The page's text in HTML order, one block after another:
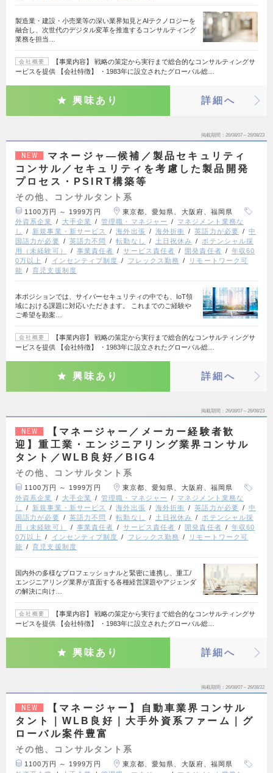
製造業・建設・小売業等の深い業界知見とAIテクノロジーを
融合し、次世代のデジタル変革を推進するコンサルティング
業務を担当…
会社概要
【事業内容】 戦略の策定から実行まで総合的なコンサルティングサ
ービスを提供 【会社特徴】 ・1983年に設立されたグローバル総…
興味あり 詳細へ
掲載期間 26/08/07～26/08/23
NEW
マネージャ―候補／製品セキュリティ
コンサル／セキュリティを考慮した製品開発
プロセス・PSIRT構築等
その他、コンサルタント系
1100万円 ～ 1999万円
東京都、愛知県、大阪府、福岡県
外資系企業
大手企業 管理職・マネジャー
マネジメント業務な
し
新規事業・新サービス 海外出張 海外折衝 英語力が必要
中
国語力が必要
英語力不問 転勤なし 土日祝休み
ポテンシャル採
用（未経験可）
事業責任者 サービス責任者 開発責任者
年収60
0万以上
インセンティブ制度 フレックス勤務
リモートワーク可
能
育児支援制度
本ポジションでは、サイバーセキュリティの中でも、IoT領
域における課題に対応いただきます。 これまでのご経験や
ご希望を勘案…
会社概要
【事業内容】 戦略の策定から実行まで総合的なコンサルティングサ
ービスを提供 【会社特徴】 ・1983年に設立されたグローバル総…
興味あり 詳細へ
掲載期間 26/08/07～26/08/23
NEW
【マネージャー／メーカー経験者歓
迎】重工業・エンジニアリング業界コンサル
タント／WLB良好／BIG4
その他、コンサルタント系
1100万円 ～ 1999万円
東京都、愛知県、大阪府、福岡県
外資系企業
大手企業 管理職・マネジャー
マネジメント業務な
し
新規事業・新サービス 海外出張 海外折衝 英語力が必要
中
国語力が必要
英語力不問 転勤なし 土日祝休み
ポテンシャル採
用（未経験可）
事業責任者 サービス責任者 開発責任者
年収60
0万以上
インセンティブ制度 フレックス勤務
リモートワーク可
能
育児支援制度
国内外の多様なプロフェッショナルと緊密に連携し、重工/
エンジニアリング業界が直面する各種経営課題やアジェンダ
の解決に向け…
会社概要
【事業内容】 戦略の策定から実行まで総合的なコンサルティングサ
ービスを提供 【会社特徴】 ・1983年に設立されたグローバル総…
興味あり 詳細へ
掲載期間 26/08/07～26/08/22
NEW
【マネージャー】自動車業界コンサル
タント｜WLB良好｜大手外資系ファーム｜グ
ローバル案件豊富
その他、コンサルタント系
1100万円 ～ 1999万円
東京都、愛知県、大阪府、福岡県